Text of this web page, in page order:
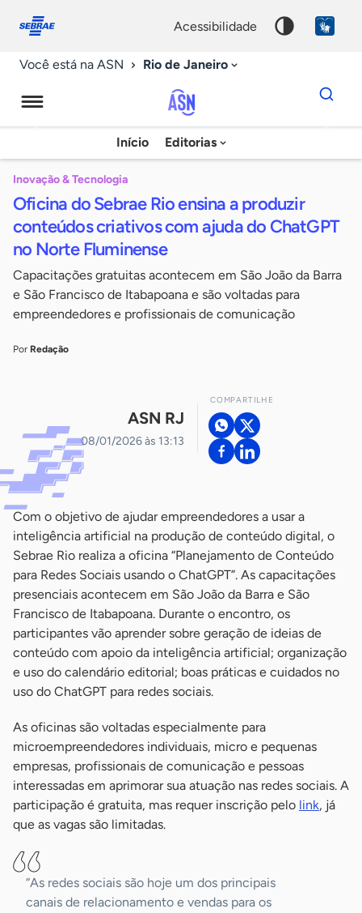
conosco
acessibilidade
Você está na ASN Rio de Janeiro
Agência
Sebrae
Notícias
Início Editorias
Dados
para
chave
Inovação & Tecnologia
Oficina do Sebrae Rio ensina a produzir
conteúdos criativos com ajuda do ChatGPT
no Norte Fluminense
Capacitações gratuitas acontecem em São João da Barra
e São Francisco de Itabapoana e são voltadas para
empreendedores e profissionais de comunicação
Por Redação
ASN RJ
08/01/2026 às 13:13
COMPARTILHE
Com o objetivo de ajudar empreendedores a usar a
inteligência artificial na produção de conteúdo digital, o
Sebrae Rio realiza a oficina “Planejamento de Conteúdo
para Redes Sociais usando o ChatGPT”. As capacitações
presenciais acontecem em São João da Barra e São
Francisco de Itabapoana. Durante o encontro, os
participantes vão aprender sobre geração de ideias de
conteúdo com apoio da inteligência artificial; organização
e uso do calendário editorial; boas práticas e cuidados no
uso do ChatGPT para redes sociais.
As oficinas são voltadas especialmente para
microempreendedores individuais, micro e pequenas
empresas, profissionais de comunicação e pessoas
interessadas em aprimorar sua atuação nas redes sociais. A
participação é gratuita, mas requer inscrição pelo link, já
que as vagas são limitadas.
“As redes sociais são hoje um dos principais
canais de relacionamento e vendas para os